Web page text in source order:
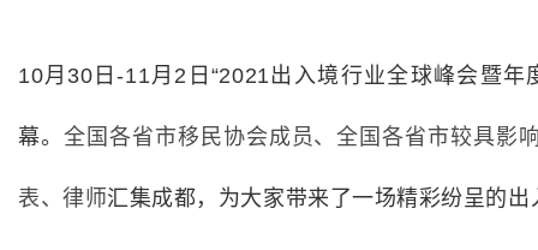
10月30日-11月2日“2021出入境行业全球峰会暨年
幕。 全国各省市移民协会成员、全国各省市较具影
表、律师汇集成都，为大家带来了一场精彩纷呈的出